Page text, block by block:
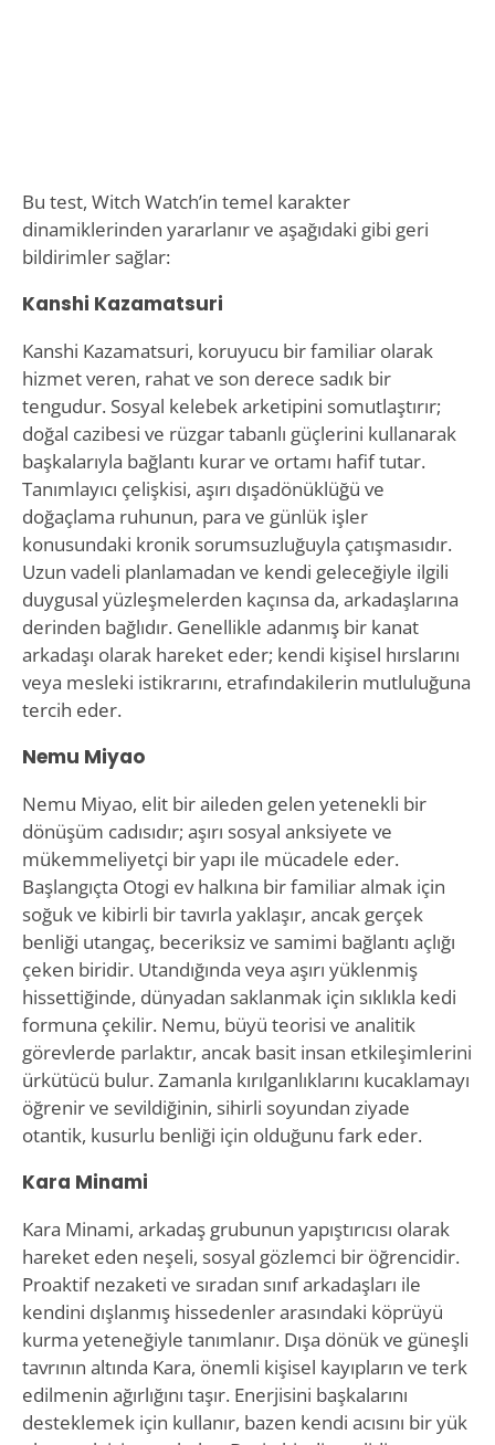
Bu test, Witch Watch’in temel karakter
dinamiklerinden yararlanır ve aşağıdaki gibi geri
bildirimler sağlar:
Kanshi Kazamatsuri
Kanshi Kazamatsuri, koruyucu bir familiar olarak
hizmet veren, rahat ve son derece sadık bir
tengudur. Sosyal kelebek arketipini somutlaştırır;
doğal cazibesi ve rüzgar tabanlı güçlerini kullanarak
başkalarıyla bağlantı kurar ve ortamı hafif tutar.
Tanımlayıcı çelişkisi, aşırı dışadönüklüğü ve
doğaçlama ruhunun, para ve günlük işler
konusundaki kronik sorumsuzluğuyla çatışmasıdır.
Uzun vadeli planlamadan ve kendi geleceğiyle ilgili
duygusal yüzleşmelerden kaçınsa da, arkadaşlarına
derinden bağlıdır. Genellikle adanmış bir kanat
arkadaşı olarak hareket eder; kendi kişisel hırslarını
veya mesleki istikrarını, etrafındakilerin mutluluğuna
tercih eder.
Nemu Miyao
Nemu Miyao, elit bir aileden gelen yetenekli bir
dönüşüm cadısıdır; aşırı sosyal anksiyete ve
mükemmeliyetçi bir yapı ile mücadele eder.
Başlangıçta Otogi ev halkına bir familiar almak için
soğuk ve kibirli bir tavırla yaklaşır, ancak gerçek
benliği utangaç, beceriksiz ve samimi bağlantı açlığı
çeken biridir. Utandığında veya aşırı yüklenmiş
hissettiğinde, dünyadan saklanmak için sıklıkla kedi
formuna çekilir. Nemu, büyü teorisi ve analitik
görevlerde parlaktır, ancak basit insan etkileşimlerini
ürkütücü bulur. Zamanla kırılganlıklarını kucaklamayı
öğrenir ve sevildiğinin, sihirli soyundan ziyade
otantik, kusurlu benliği için olduğunu fark eder.
Kara Minami
Kara Minami, arkadaş grubunun yapıştırıcısı olarak
hareket eden neşeli, sosyal gözlemci bir öğrencidir.
Proaktif nezaketi ve sıradan sınıf arkadaşları ile
kendini dışlanmış hissedenler arasındaki köprüyü
kurma yeteneğiyle tanımlanır. Dışa dönük ve güneşli
tavrının altında Kara, önemli kişisel kayıpların ve terk
edilmenin ağırlığını taşır. Enerjisini başkalarını
desteklemek için kullanır, bazen kendi acısını bir yük